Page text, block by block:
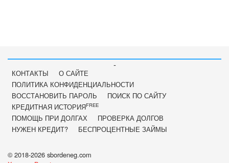
-
КОНТАКТЫ
О САЙТЕ
ПОЛИТИКА КОНФИДЕНЦИАЛЬНОСТИ
ВОССТАНОВИТЬ ПАРОЛЬ
ПОИСК ПО САЙТУ
КРЕДИТНАЯ ИСТОРИЯFREE
ПОМОЩЬ ПРИ ДОЛГАХ
ПРОВЕРКА ДОЛГОВ
НУЖЕН КРЕДИТ?
БЕСПРОЦЕНТНЫЕ ЗАЙМЫ
© 2018-2026 sbordeneg.com